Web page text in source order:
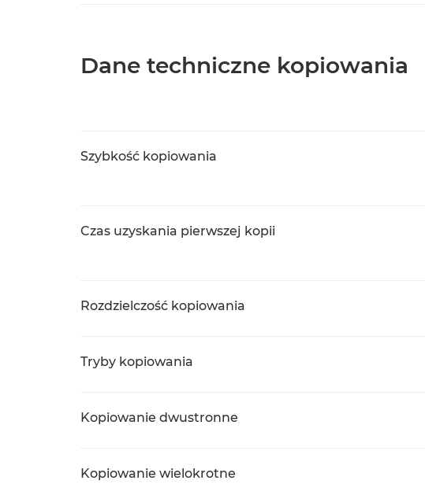
Dane techniczne kopiowania
Szybkość kopiowania
Czas uzyskania pierwszej kopii
Rozdzielczość kopiowania
Tryby kopiowania
Kopiowanie dwustronne
Kopiowanie wielokrotne